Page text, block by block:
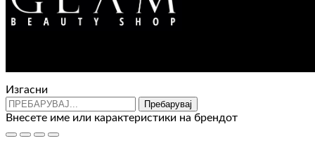
3.030 ден
through
Изгасни
Пребарувај
Внесете име или карактеристики на брендот